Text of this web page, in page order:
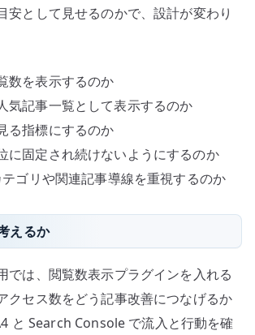
安として見せるのかで、設計が変わり
数を表示するのか
気記事一覧として表示するのか
る指標にするのか
に固定され続けないようにするのか
ゴリや関連記事導線を重視するのか
えるか
では、閲覧数表示プラグインを入れる
クセス数をどう記事改善につなげるか
と Search Console で流入と行動を確